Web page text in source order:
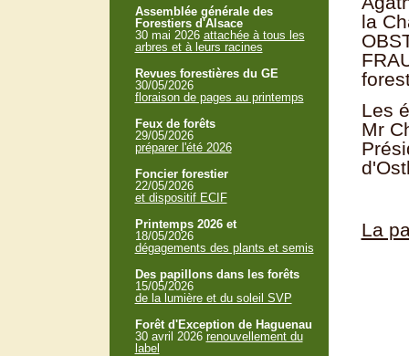
la
Les
Mr
La
Assemblée générale des
Forestiers d'Alsace
30 mai 2026 attachée à tous les
arbres et à leurs racines
Revues forestières du GE
30/05/2026
floraison de pages au printemps
Feux de forêts
29/05/2026
préparer l'été 2026
Foncier forestier
22/05/2026
et dispositif ECIF
Printemps 2026 et
18/05/2026
dégagements des plants et semis
Des papillons dans les forêts
15/05/2026
de la lumière et du soleil SVP
Forêt d'Exception de Haguenau
30 avril 2026 renouvellement du
label